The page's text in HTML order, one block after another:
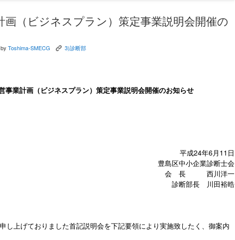
画（ビジネスプラン）策定事業説明会開催の
Toshima-SMECG K 3)診断部
事業計画（ビジネスプラン）策定事業説明会開催のお知らせ
平成24年6月11日
豊島区中小企業診断士会
会 長 西川洋一
診断部長 川田裕晧
し上げておりました首記説明会を下記要領により実施致したく、御案内